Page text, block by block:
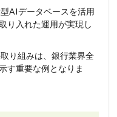
型AIデータベースを活用
り入れた運用が実現し
取り組みは、銀行業界全
す重要な例となりま